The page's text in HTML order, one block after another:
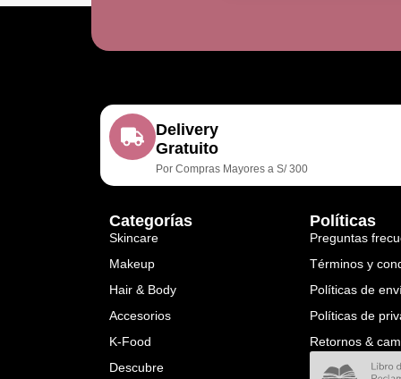
Delivery
Gratuito
Por Compras Mayores a S/ 300
Categorías
Skincare
Makeup
Hair & Body
Accesorios
K-Food
Descubre
Políticas
Preguntas
Términos y
Políticas de
Políticas de
Retornos &